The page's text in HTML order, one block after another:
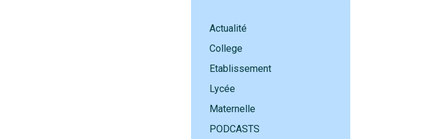
Actualité
College
Etablissement
Lycée
Maternelle
PODCASTS